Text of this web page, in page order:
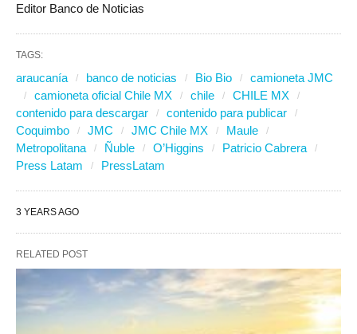
Editor Banco de Noticias
TAGS:
araucanía banco de noticias Bio Bio
camioneta JMC
camioneta oficial Chile MX
chile
CHILE MX
contenido para descargar
contenido para publicar
Coquimbo
JMC JMC Chile MX
Maule
Metropolitana
Ñuble O’Higgins
Patricio Cabrera
Press Latam
PressLatam
3 YEARS AGO
RELATED POST